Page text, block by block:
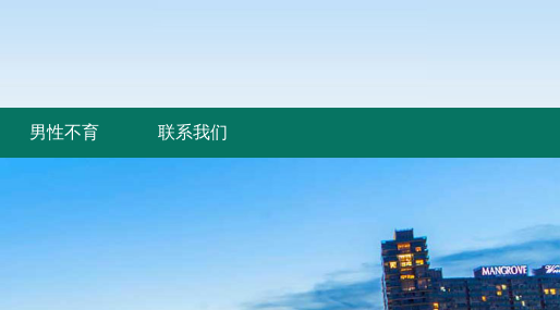
男性不育 联系我们